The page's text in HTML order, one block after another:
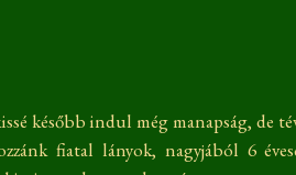
később indul még manapság, de
fiatal lányok, nagyjából 6